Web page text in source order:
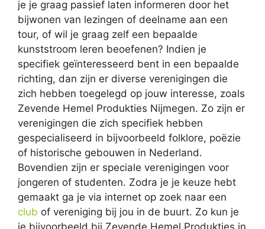
je je graag passief laten informeren door het
bijwonen van lezingen of deelname aan een
tour, of wil je graag zelf een bepaalde
kunststroom leren beoefenen? Indien je
specifiek geïnteresseerd bent in een bepaalde
richting, dan zijn er diverse verenigingen die
zich hebben toegelegd op jouw interesse, zoals
Zevende Hemel Produkties Nijmegen. Zo zijn er
verenigingen die zich specifiek hebben
gespecialiseerd in bijvoorbeeld folklore, poëzie
of historische gebouwen in Nederland.
Bovendien zijn er speciale verenigingen voor
jongeren of studenten. Zodra je je keuze hebt
gemaakt ga je via internet op zoek naar een
club of vereniging bij jou in de buurt. Zo kun je